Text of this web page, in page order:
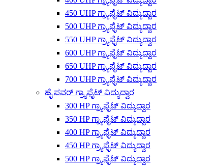
450 UHP ಗ್ರ್ಯಾಫೈಟ್ ವಿದ್ಯುದ್ವಾರ
500 UHP ಗ್ರ್ಯಾಫೈಟ್ ವಿದ್ಯುದ್ವಾರ
550 UHP ಗ್ರ್ಯಾಫೈಟ್ ವಿದ್ಯುದ್ವಾರ
600 UHP ಗ್ರ್ಯಾಫೈಟ್ ವಿದ್ಯುದ್ವಾರ
650 UHP ಗ್ರ್ಯಾಫೈಟ್ ವಿದ್ಯುದ್ವಾರ
700 UHP ಗ್ರ್ಯಾಫೈಟ್ ವಿದ್ಯುದ್ವಾರ
ಹೈ ಪವರ್ ಗ್ರ್ಯಾಫೈಟ್ ವಿದ್ಯುದ್ವಾರ
300 HP ಗ್ರ್ಯಾಫೈಟ್ ವಿದ್ಯುದ್ವಾರ
350 HP ಗ್ರ್ಯಾಫೈಟ್ ವಿದ್ಯುದ್ವಾರ
400 HP ಗ್ರ್ಯಾಫೈಟ್ ವಿದ್ಯುದ್ವಾರ
450 HP ಗ್ರ್ಯಾಫೈಟ್ ವಿದ್ಯುದ್ವಾರ
500 HP ಗ್ರ್ಯಾಫೈಟ್ ವಿದ್ಯುದ್ವಾರ